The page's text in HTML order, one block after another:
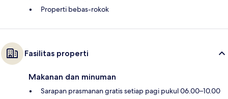
Properti bebas-rokok
Fasilitas properti
Makanan dan minuman
Sarapan prasmanan gratis setiap pagi pukul 06.00–10.00